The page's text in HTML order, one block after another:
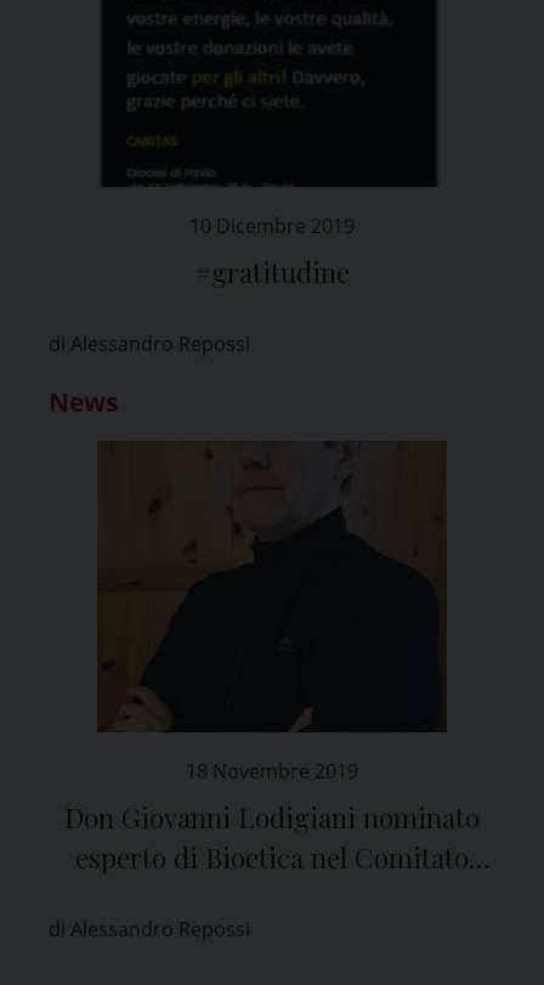
10 Dicembre 2019
#gratitudine
di Alessandro Repossi
News
18 Novembre 2019
Don Giovanni Lodigiani nominato
esperto di Bioetica nel Comitato
di Alessandro Repossi